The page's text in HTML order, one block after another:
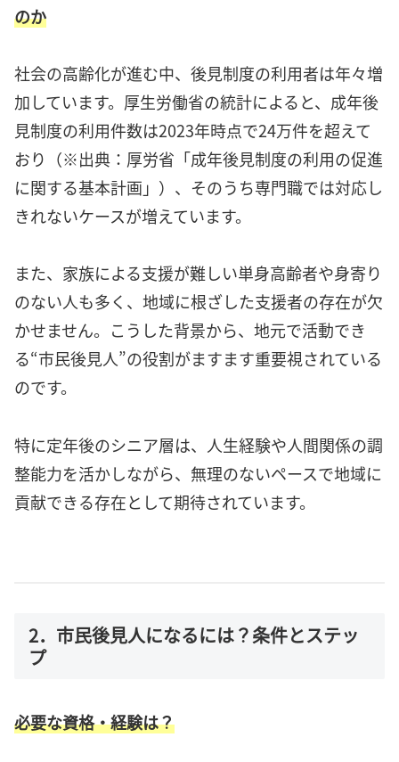
のか
社会の高齢化が進む中、後見制度の利用者は年々増
加しています。厚生労働省の統計によると、成年後
見制度の利用件数は2023年時点で24万件を超えて
おり（※出典：厚労省「成年後見制度の利用の促進
に関する基本計画」）、そのうち専門職では対応し
きれないケースが増えています。
また、家族による支援が難しい単身高齢者や身寄り
のない人も多く、地域に根ざした支援者の存在が欠
かせません。こうした背景から、地元で活動でき
る“市民後見人”の役割がますます重要視されている
のです。
特に定年後のシニア層は、人生経験や人間関係の調
整能力を活かしながら、無理のないペースで地域に
貢献できる存在として期待されています。
2．市民後見人になるには？条件とステッ
プ
必要な資格・経験は？